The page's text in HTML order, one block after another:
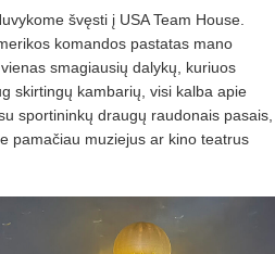
švęsti į USA Team House.
komandos pastatas mano
smagiausių dalykų, kuriuos
skirtingų kambarių, visi kalba apie
sportininkų draugų raudonais pasais,
pamačiau muziejus ar kino teatrus